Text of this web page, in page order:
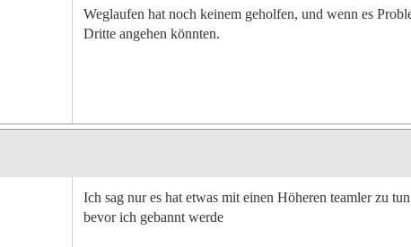
Weglaufen hat noch keinem geholfen, und wenn es
Dritte angehen könnten.
Ich sag nur es hat etwas mit einen Höheren teamler zu
bevor ich gebannt werde